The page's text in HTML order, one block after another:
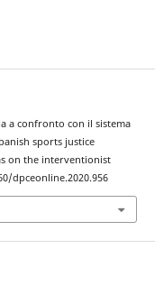
a confronto con il sistema
sports justice
on the interventionist
dpceonline.2020.956